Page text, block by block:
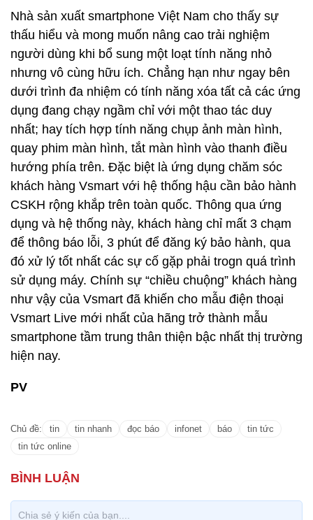
Nhà sản xuất smartphone Việt Nam cho thấy sự
thấu hiểu và mong muốn nâng cao trải nghiệm
người dùng khi bổ sung một loạt tính năng nhỏ
nhưng vô cùng hữu ích. Chẳng hạn như ngay bên
dưới trình đa nhiệm có tính năng xóa tất cả các ứng
dụng đang chạy ngầm chỉ với một thao tác duy
nhất; hay tích hợp tính năng chụp ảnh màn hình,
quay phim màn hình, tắt màn hình vào thanh điều
hướng phía trên. Đặc biệt là ứng dụng chăm sóc
khách hàng Vsmart với hệ thống hậu cần bảo hành
CSKH rộng khắp trên toàn quốc. Thông qua ứng
dụng và hệ thống này, khách hàng chỉ mất 3 chạm
để thông báo lỗi, 3 phút để đăng ký bảo hành, qua
đó xử lý tốt nhất các sự cố gặp phải trogn quá trình
sử dụng máy. Chính sự “chiều chuộng” khách hàng
như vậy của Vsmart đã khiến cho mẫu điện thoại
Vsmart Live mới nhất của hãng trở thành mẫu
smartphone tầm trung thân thiện bậc nhất thị trường
hiện nay.
PV
Chủ đề: tin tin nhanh đọc báo infonet báo
tin tức
tin tức online